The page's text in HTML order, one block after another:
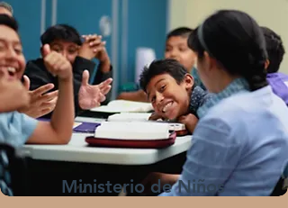
Ministerio de Niños